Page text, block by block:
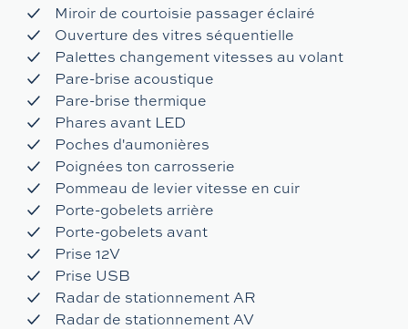
Miroir de courtoisie passager éclairé
Ouverture des vitres séquentielle
Palettes changement vitesses au volant
Pare-brise acoustique
Pare-brise thermique
Phares avant LED
Poches d'aumonières
Poignées ton carrosserie
Pommeau de levier vitesse en cuir
Porte-gobelets arrière
Porte-gobelets avant
Prise 12V
Prise USB
Radar de stationnement AR
Radar de stationnement AV